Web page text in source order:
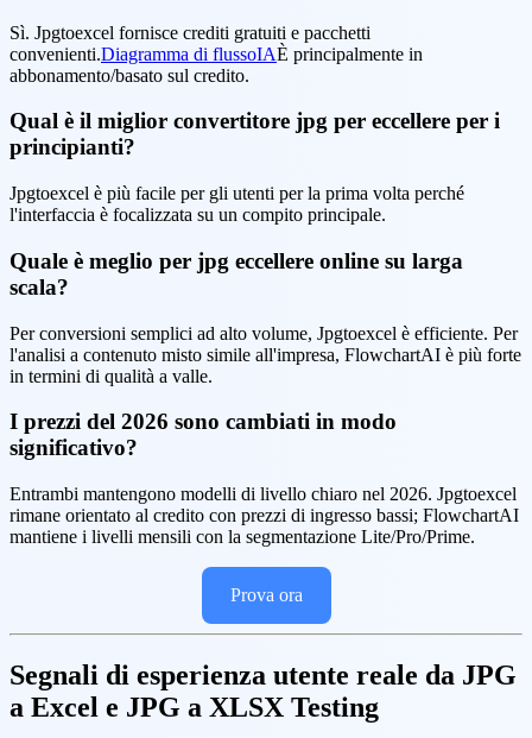
Sì. Jpgtoexcel fornisce crediti gratuiti e pacchetti
convenienti.Diagramma di flussoIAÈ principalmente in
abbonamento/basato sul credito.
Qual è il miglior convertitore jpg per eccellere per i
principianti?
Jpgtoexcel è più facile per gli utenti per la prima volta perché
l'interfaccia è focalizzata su un compito principale.
Quale è meglio per jpg eccellere online su larga
scala?
Per conversioni semplici ad alto volume, Jpgtoexcel è efficiente. Per
l'analisi a contenuto misto simile all'impresa, FlowchartAI è più forte
in termini di qualità a valle.
I prezzi del 2026 sono cambiati in modo
significativo?
Entrambi mantengono modelli di livello chiaro nel 2026. Jpgtoexcel
rimane orientato al credito con prezzi di ingresso bassi; FlowchartAI
mantiene i livelli mensili con la segmentazione Lite/Pro/Prime.
Prova ora
Segnali di esperienza utente reale da JPG
a Excel e JPG a XLSX Testing